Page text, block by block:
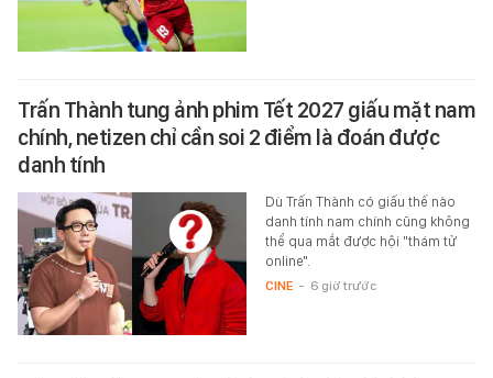
Trấn Thành tung ảnh phim Tết 2027 giấu mặt nam
chính, netizen chỉ cần soi 2 điểm là đoán được
danh tính
Dù Trấn Thành có giấu thế nào
danh tính nam chính cũng không
thể qua mắt được hội "thám tử
online".
CINE - 6 giờ trước